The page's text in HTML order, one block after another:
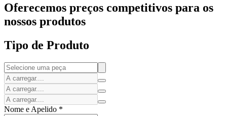
Oferecemos preços competitivos para os
nossos produtos
Tipo de Produto
Nome e Apelido *